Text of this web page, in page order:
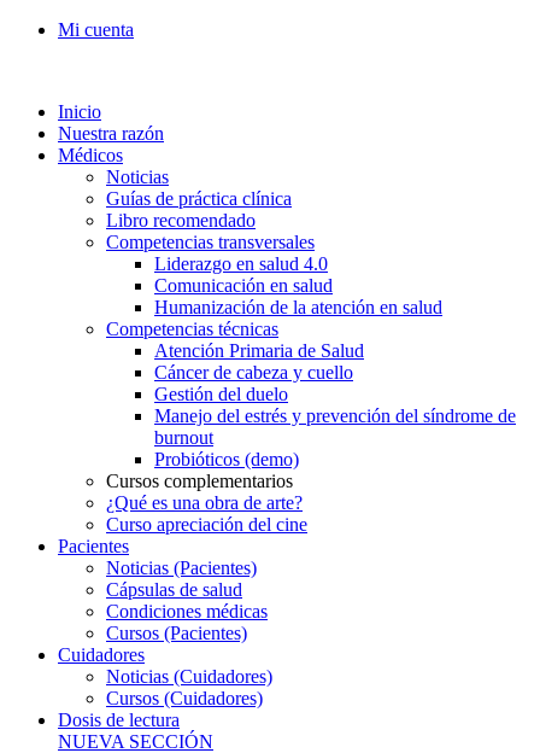
Mi cuenta
Inicio
Nuestra razón
Médicos
Noticias
Guías de práctica clínica
Libro recomendado
Competencias transversales
Liderazgo en salud 4.0
Comunicación en salud
Humanización de la atención en salud
Competencias técnicas
Atención Primaria de Salud
Cáncer de cabeza y cuello
Gestión del duelo
Manejo del estrés y prevención del síndrome de
burnout
Probióticos (demo)
Cursos complementarios
¿Qué es una obra de arte?
Curso apreciación del cine
Pacientes
Noticias (Pacientes)
Cápsulas de salud
Condiciones médicas
Cursos (Pacientes)
Cuidadores
Noticias (Cuidadores)
Cursos (Cuidadores)
Dosis de lectura
NUEVA SECCIÓN